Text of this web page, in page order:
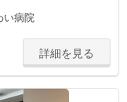
い病院
詳細を見る